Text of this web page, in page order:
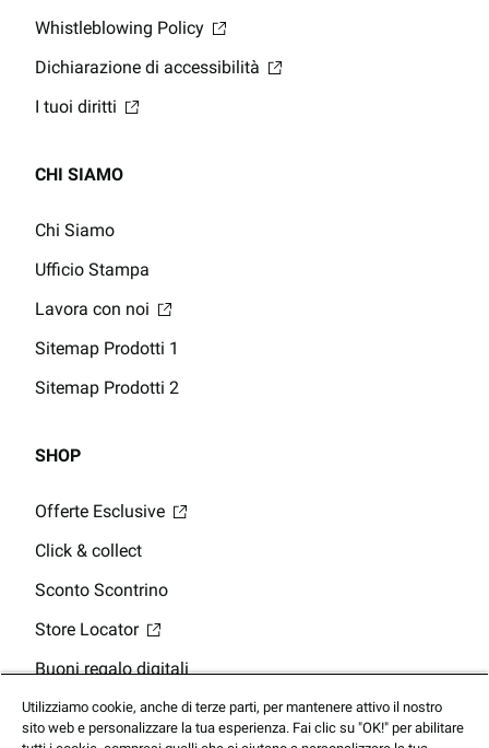
Whistleblowing Policy
Dichiarazione di accessibilità
I tuoi diritti
CHI SIAMO
Chi Siamo
Ufficio Stampa
Lavora con noi
Sitemap Prodotti 1
Sitemap Prodotti 2
SHOP
Offerte Esclusive
Click & collect
Sconto Scontrino
Store Locator
Buoni regalo digitali
Saldo della Carta Regalo
Utilizziamo cookie, anche di terze parti, per mantenere attivo il nostro
sito web e personalizzare la tua esperienza. Fai clic su "OK!" per abilitare